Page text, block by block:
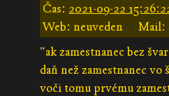
Čas: 2021-09-22
Web: neuveden
Mail:
"ak zamestnanec bez
daň než zamestnanec vo
voči tomu prvému